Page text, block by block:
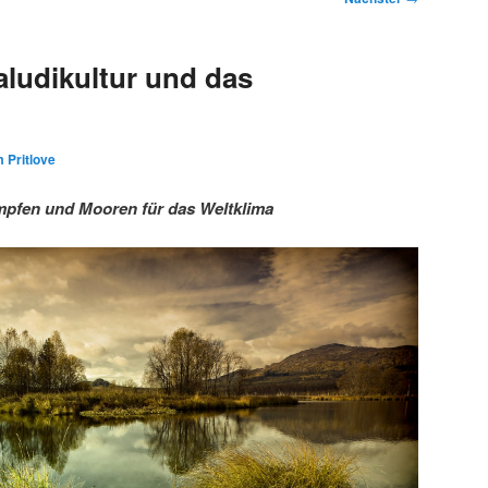
und das
Pritlove
und Mooren für das Weltklima